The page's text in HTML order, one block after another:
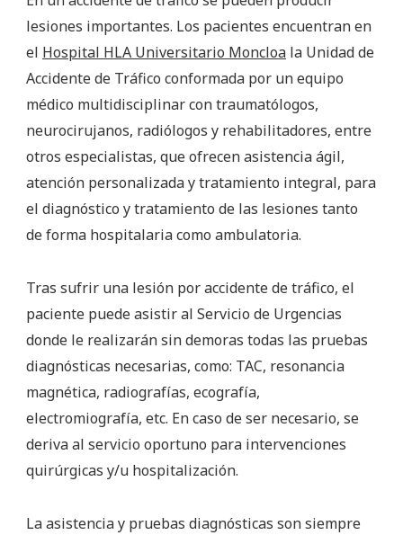
lesiones importantes. Los pacientes encuentran en
el Hospital HLA Universitario Moncloa la Unidad de
Accidente de Tráfico conformada por un equipo
médico multidisciplinar con traumatólogos,
neurocirujanos, radiólogos y rehabilitadores, entre
otros especialistas, que ofrecen asistencia ágil,
atención personalizada y tratamiento integral, para
el diagnóstico y tratamiento de las lesiones tanto
de forma hospitalaria como ambulatoria.
Tras sufrir una lesión por accidente de tráfico, el
paciente puede asistir al Servicio de Urgencias
donde le realizarán sin demoras todas las pruebas
diagnósticas necesarias, como: TAC, resonancia
magnética, radiografías, ecografía,
electromiografía, etc. En caso de ser necesario, se
deriva al servicio oportuno para intervenciones
quirúrgicas y/u hospitalización.
La asistencia y pruebas diagnósticas son siempre